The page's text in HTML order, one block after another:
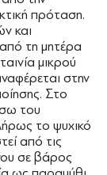
πρόταση.
και
τη μητέρα
μικρού
στην
Στο
του
το ψυχικό
από τις
σε βάρος